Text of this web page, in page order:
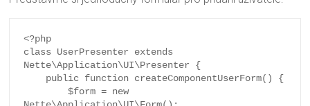
<?php
class UserPresenter extends
Nette\Application\UI\Presenter {
        $form = new